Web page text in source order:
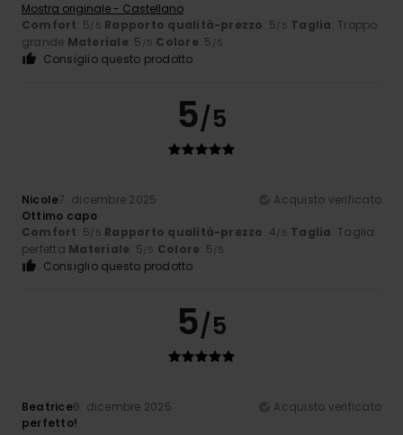
Mostra originale - Castellano
Comfort: 5/5 Rapporto qualità-prezzo: 5/5 Taglia: Troppo
grande Materiale: 5 /5 Colore: 5 /5
Consiglio questo prodotto
5/5
Nicole7. dicembre 2025
Acquisto verificato
Ottimo capo
Comfort: 5/5 Rapporto qualità-prezzo: 4/5 Taglia: Taglia
perfetta Materiale: 5/5 Colore: 5/5
Consiglio questo prodotto
5/5
Beatrice6. dicembre 2025
Acquisto verificato
perfetto!